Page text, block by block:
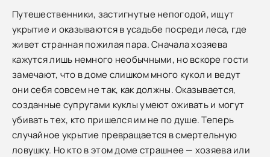
Путешественники, застигнутые непогодой, ищут
укрытие и оказываются в усадьбе посреди леса, где
живет странная пожилая пара. Сначала хозяева
кажутся лишь немного необычными, но вскоре гости
замечают, что в доме слишком много кукол и ведут
они себя совсем не так, как должны. Оказывается,
созданные супругами куклы умеют оживать и могут
убивать тех, кто пришелся им не по душе. Теперь
случайное укрытие превращается в смертельную
ловушку. Но кто в этом доме страшнее — хозяева или